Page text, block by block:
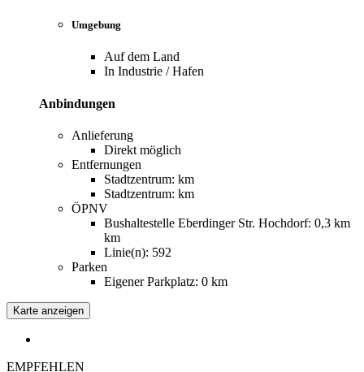
Umgebung
Auf dem Land
In Industrie / Hafen
Anbindungen
Anlieferung
Direkt möglich
Entfernungen
Stadtzentrum: km
Stadtzentrum: km
ÖPNV
Bushaltestelle Eberdinger Str. Hochdorf: 0,3 km
km
Linie(n): 592
Parken
Eigener Parkplatz: 0 km
Karte anzeigen
EMPFEHLEN